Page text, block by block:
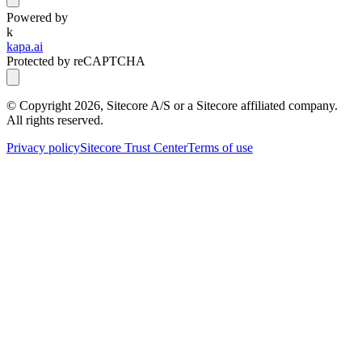
Powered by
k
kapa.ai
Protected by reCAPTCHA
© Copyright 2026, Sitecore A/S or a Sitecore affiliated company.
All rights reserved.
Privacy policySitecore Trust CenterTerms of use